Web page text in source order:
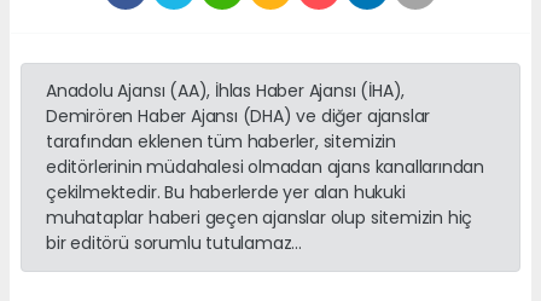
Anadolu Ajansı (AA), İhlas Haber Ajansı (İHA),
Demirören Haber Ajansı (DHA) ve diğer ajanslar
tarafından eklenen tüm haberler, sitemizin
editörlerinin müdahalesi olmadan ajans kanallarından
çekilmektedir. Bu haberlerde yer alan hukuki
muhataplar haberi geçen ajanslar olup sitemizin hiç
bir editörü sorumlu tutulamaz...